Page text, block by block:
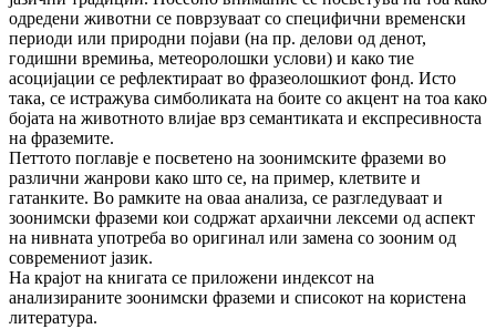
одредени животни се поврзуваат со специфични временски
периоди или природни појави (на пр. делови од денот,
годишни времиња, метеоролошки услови) и како тие
асоцијации се рефлектираат во фразеолошкиот фонд. Исто
така, се истражува симболиката на боите со акцент на тоа како
бојата на животното влијае врз семантиката и експресивноста
на фраземите.
Петтото поглавје е посветено на зоонимските фраземи во
различни жанрови како што се, на пример, клетвите и
гатанките. Во рамките на оваа анализа, се разгледуваат и
зоонимски фраземи кои содржат архаични лексеми од аспект
на нивната употреба во оригинал или замена со зооним од
современиот јазик.
На крајот на книгата се приложени индексот на
анализираните зоонимски фраземи и списокот на користена
литература.